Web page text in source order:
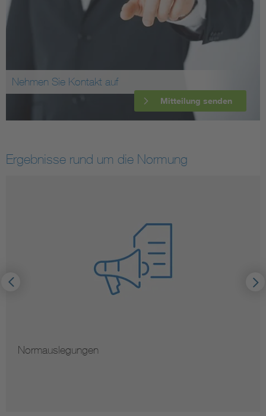
Nehmen Sie Kontakt auf
Mitteilung senden
Ergebnisse rund um die Normung
Normauslegungen